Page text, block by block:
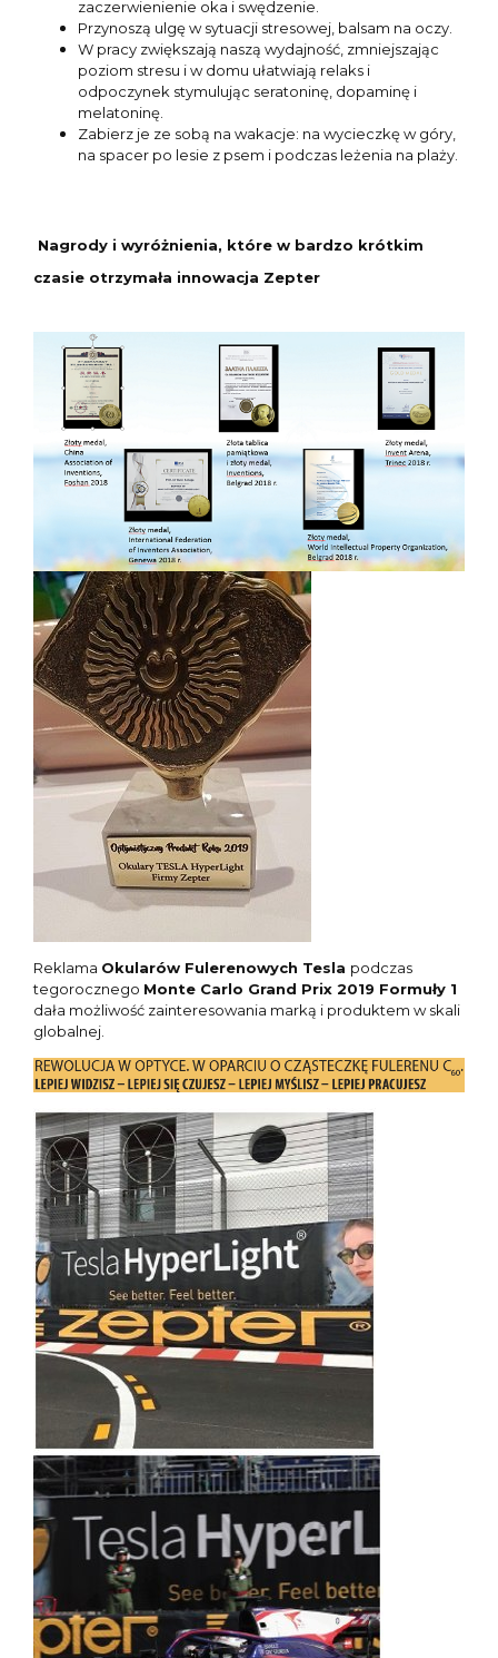
zaczerwienienie oka i swędzenie.
Przynoszą ulgę w sytuacji stresowej, balsam na oczy.
W pracy zwiększają naszą wydajność, zmniejszając
poziom stresu i w domu ułatwiają relaks i
odpoczynek stymulując seratoninę, dopaminę i
melatoninę.
Zabierz je ze sobą na wakacje: na wycieczkę w góry,
na spacer po lesie z psem i podczas leżenia na plaży.
Nagrody i wyróżnienia, które w bardzo krótkim
czasie otrzymała innowacja Zepter
Reklama Okularów Fulerenowych Tesla podczas
tegorocznego Monte Carlo Grand Prix 2019 Formuły 1
dała możliwość zainteresowania marką i produktem w skali
globalnej.